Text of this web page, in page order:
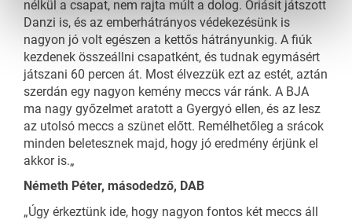
nélkül a csapat, nem rajta múlt a dolog. Óriásit játszott
Danzi is, és az emberhátrányos védekezésünk is
nagyon jó volt egészen a kettős hátrányunkig. A fiúk
kezdenek összeállni csapatként, és tudnak egymásért
játszani 60 percen át. Most élvezzük ezt az estét, aztán
szerdán egy nagyon kemény meccs vár ránk. A BJA
ma nagy győzelmet aratott a Gyergyó ellen, és az lesz
az utolsó meccs a szünet előtt. Remélhetőleg a srácok
minden beletesznek majd, hogy jó eredmény érjünk el
akkor is.„
Németh Péter, másodedző, DAB
„Úgy érkeztünk ide, hogy nagyon fontos két meccs áll